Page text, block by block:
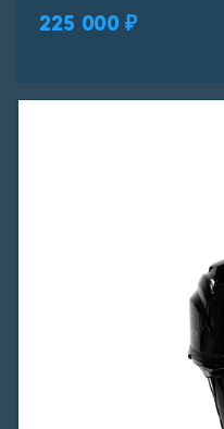
225 000 ₽